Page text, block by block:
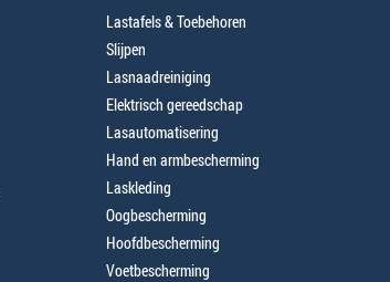
Lastafels & Toebehoren
Slijpen
Lasnaadreiniging
Elektrisch gereedschap
Lasautomatisering
Hand en armbescherming
Laskleding
Oogbescherming
Hoofdbescherming
Voetbescherming